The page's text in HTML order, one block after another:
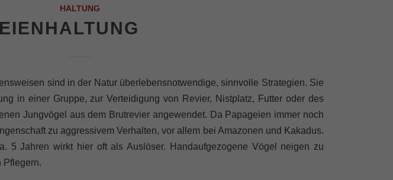
HALTUNG
sind in der Natur überlebensnotwendige, sinnvolle Strategien. Sie
in einer Gruppe, zur Verteidigung von Revier, Nistplatz, Futter oder des
Jungvögel aus dem Brutrevier angewendet. Da Papageien immer noch
zu aggressivem Verhalten, vor allem bei Amazonen und Kakadus.
5 Jahren wirkt hier oft als Auslöser. Handaufgezogene Vögel neigen zu
Pflegern.